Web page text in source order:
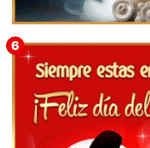
Feliz San Valentín Delsy